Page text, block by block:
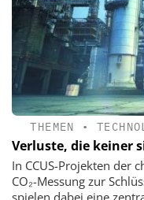
THEMEN •
Verluste, die keiner
In CCUS-Projekten der
CO₂-Messung zur